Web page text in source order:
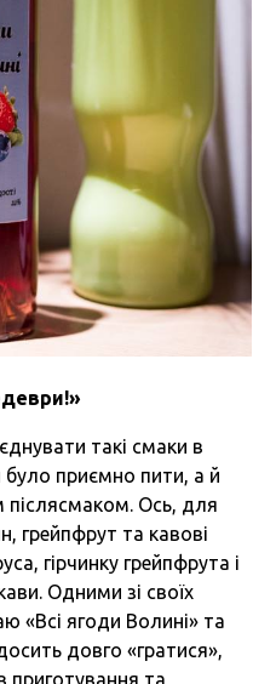
такі смаки в
було приємно пити, а й
післясмаком. Ось, для
грейпфрут та кавові
гірчинку грейпфрута і
Одними зі своїх
«Всі ягоди Волині» та
довго «гратися»,
приготування та